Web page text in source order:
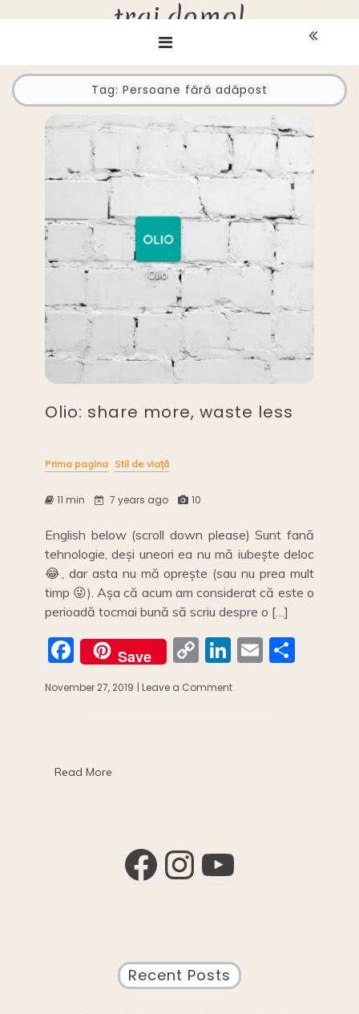
trai.domol
Tag: Persoane fără adăpost
Olio: share more, waste less
Prima pagina Stil de viață
11 min 7 years ago 10
English below (scroll down please) Sunt fană
tehnologie, deși uneori ea nu mă iubește deloc
😂, dar asta nu mă oprește (sau nu prea mult
timp 😜). Așa că acum am considerat că este o
perioadă tocmai bună să scriu despre o […]
F
a
c
o
Save
C
p
Li
k
E
November 27, 2019 | Leave a Comment
Read More
Facebook
Instagram
YouTube
Recent Posts